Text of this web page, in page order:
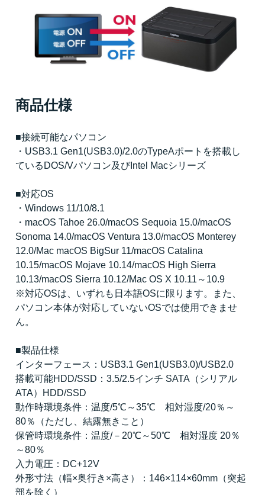
商品仕様
■接続可能なパソコン
・USB3.1 Gen1(USB3.0)/2.0のTypeAポートを搭載し
ているDOS/Vパソコン及びIntel Macシリーズ
■対応OS
・Windows 11/10/8.1
・macOS Tahoe 26.0/macOS Sequoia 15.0/macOS
Sonoma 14.0/macOS Ventura 13.0/macOS Monterey
12.0/Mac macOS BigSur 11/macOS Catalina
10.15/macOS Mojave 10.14/macOS High Sierra
10.13/macOS Sierra 10.12/Mac OS X 10.11～10.9
※対応OSは、いずれも日本語OSに限ります。また、
パソコン本体が対応していないOSでは使用できませ
ん。
■製品仕様
インターフェース：USB3.1 Gen1(USB3.0)/USB2.0
搭載可能HDD/SSD：3.5/2.5インチ SATA（シリアル
ATA）HDD/SSD
動作時環境条件：温度/5℃～35℃ 相対湿度/20％～
80％（ただし、結露無きこと）
保管時環境条件：温度/－20℃～50℃ 相対湿度 20％
～80％
入力電圧：DC+12V
外形寸法（幅×奥行き×高さ）：146×114×60mm（突起
部を除く）